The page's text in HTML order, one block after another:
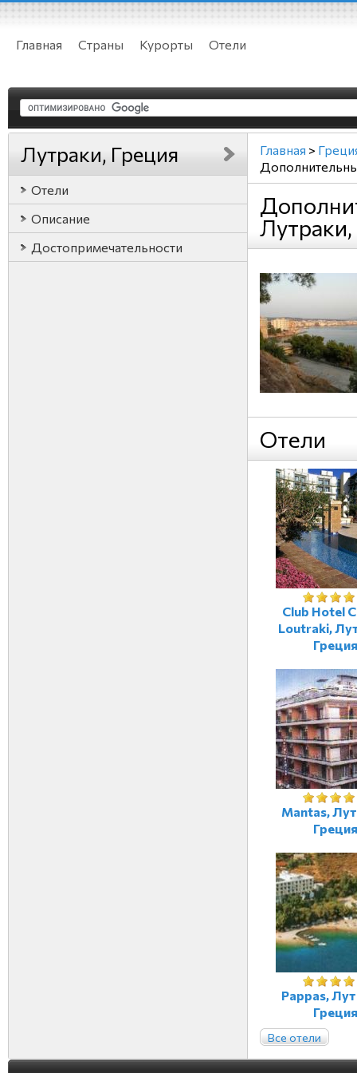
Главная Страны Курорты Отели
Лутраки, Греция
Отели
Описание
Достопримечательности
Главная >
Отели
Club Hotel
Loutraki,
Греция
Mantas,
Греция
Pappas,
Греция
Все отели